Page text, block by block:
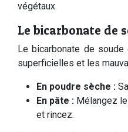
végétaux.
Le bicarbonate de
Le bicarbonate de
superficielles et les
En poudre sèche :
En pâte : Mélangez
et rincez.